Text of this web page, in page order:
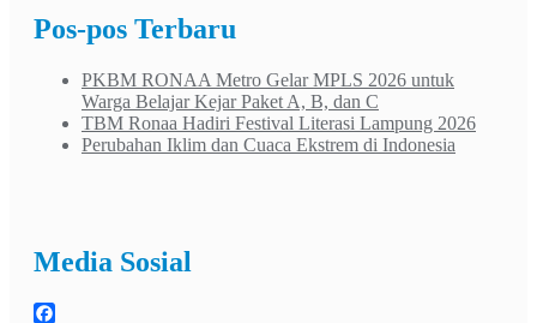
Pos-pos Terbaru
PKBM RONAA Metro Gelar MPLS 2026 untuk
Warga Belajar Kejar Paket A, B, dan C
TBM Ronaa Hadiri Festival Literasi Lampung 2026
Perubahan Iklim dan Cuaca Ekstrem di Indonesia
Media Sosial